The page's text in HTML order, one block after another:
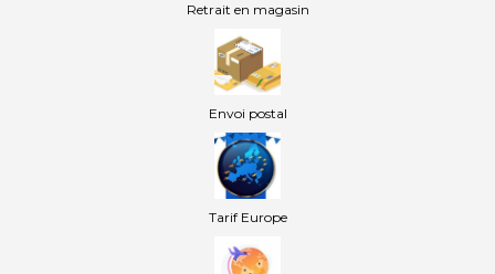
Retrait en magasin
Envoi postal
Tarif Europe